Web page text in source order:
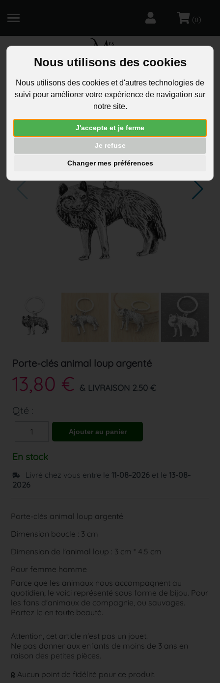
Nous utilisons des cookies
Nous utilisons des cookies et d'autres technologies de
suivi pour améliorer votre expérience de navigation sur
notre site.
J'accepte et je ferme
Je refuse
Changer mes préférences
(0)
Porte-clés animal loup argenté
13,80 € & LIVRAISON 2.50 €
Qté :
En stock
Livré chez vous entre le11-08-2026 et le13-08-
2026
Porte-clés animal loup argenté
Dimension boucle : 3 cm
Dimension de l'animal loup : 3 cm * 4.5 cm
Pour femme homme
Parce que les animaux nous accompagnent au
quotidien, le voici représenté sous forme de bijou. Pour
les fans d'animaux de compagnie, ou sauvages.
Portez le en toute beauté.
Attention, cet article n'est pas un jouet.
Ne pas donner aux enfants de moins de 3 ans en
raison des petites pièces.
Aucun point de fidélité pour ce produit.